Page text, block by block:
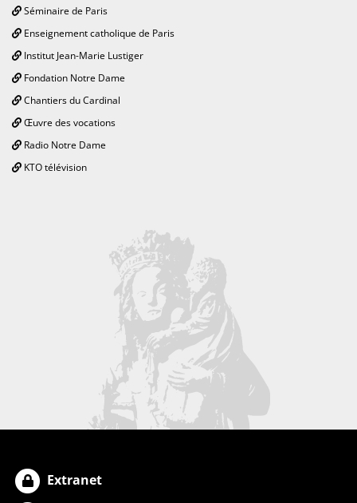
Séminaire de Paris
Enseignement catholique de Paris
Institut Jean-Marie Lustiger
Fondation Notre Dame
Chantiers du Cardinal
Œuvre des vocations
Radio Notre Dame
KTO télévision
Extranet